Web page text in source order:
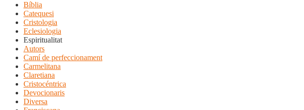
Bíblia
Catequesi
Cristologia
Eclesiologia
Espiritualitat
Autors
Camí de perfeccionament
Carmelitana
Claretiana
Cristocéntrica
Devocionaris
Diversa